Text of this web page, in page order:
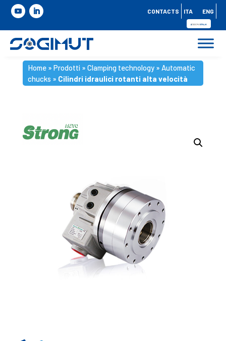
CONTACTS ITA ENG
Home» Prodotti» Clamping technology» Automatic
chucks » Cilindri idraulici rotanti alta velocità